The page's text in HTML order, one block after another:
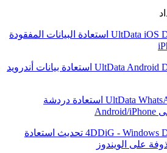
UltData iOS استعادة البيانات المفقودة
UltData Android استعادة بيانات أندرويد
UltData استعادة دردشة
4DDiG - Windows تحديث استعادة
على الويندوز